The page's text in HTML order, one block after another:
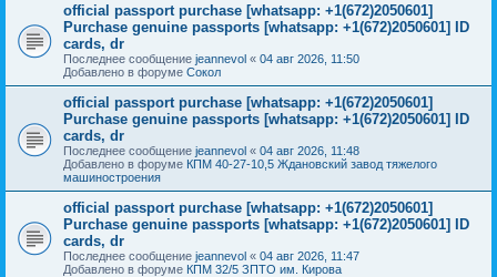
official passport purchase [whatsapp: +1(672)2050601]
Purchase genuine passports [whatsapp: +1(672)2050601] ID
cards, dr
Последнее сообщение jeannevol « 04 авг 2026, 11:50
Добавлено в форуме Сокол
official passport purchase [whatsapp: +1(672)2050601]
Purchase genuine passports [whatsapp: +1(672)2050601] ID
cards, dr
Последнее сообщение jeannevol « 04 авг 2026, 11:48
Добавлено в форуме КПМ 40-27-10,5 Ждановский завод тяжелого
машиностроения
official passport purchase [whatsapp: +1(672)2050601]
Purchase genuine passports [whatsapp: +1(672)2050601] ID
cards, dr
Последнее сообщение jeannevol « 04 авг 2026, 11:47
Добавлено в форуме КПМ 32/5 ЗПТО им. Кирова